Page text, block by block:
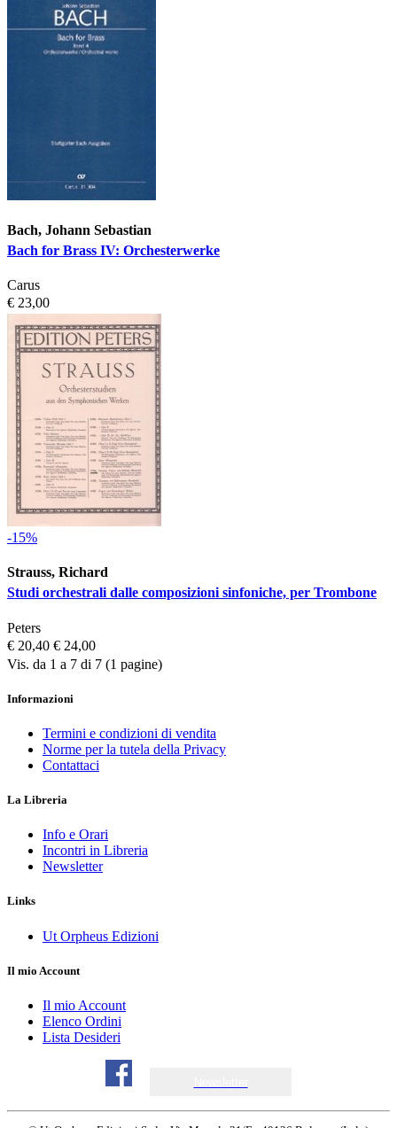
Bach, Johann Sebastian
Bach for Brass IV: Orchesterwerke
Carus
€ 23,00
-15%
Strauss, Richard
Studi orchestrali dalle composizioni sinfoniche, per Trombone
Peters
€ 20,40 € 24,00
Vis. da 1 a 7 di 7 (1 pagine)
Informazioni
Termini e condizioni di vendita
Norme per la tutela della Privacy
Contattaci
La Libreria
Info e Orari
Incontri in Libreria
Newsletter
Links
Ut Orpheus Edizioni
Il mio Account
Il mio Account
Elenco Ordini
Lista Desideri